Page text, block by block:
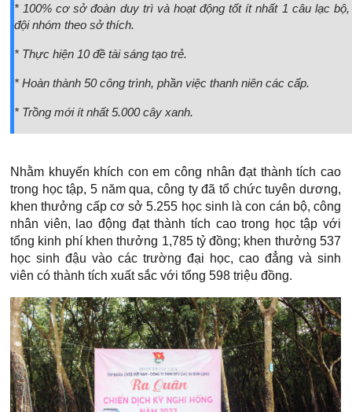
* 100% cơ sở đoàn duy trì và hoạt động tốt ít nhất 1 câu lạc bộ,
đội nhóm theo sở thích.
* Thực hiện 10 đề tài sáng tạo trẻ.
* Hoàn thành 50 công trình, phần việc thanh niên các cấp.
* Trồng mới ít nhất 5.000 cây xanh.
Nhằm khuyến khích con em công nhân đạt thành tích cao
trong học tập, 5 năm qua, công ty đã tổ chức tuyên dương,
khen thưởng cấp cơ sở 5.255 học sinh là con cán bộ, công
nhân viên, lao động đạt thành tích cao trong học tập với
tổng kinh phí khen thưởng 1,785 tỷ đồng; khen thưởng 537
học sinh đậu vào các trường đại học, cao đẳng và sinh
viên có thành tích xuất sắc với tổng 598 triệu đồng.